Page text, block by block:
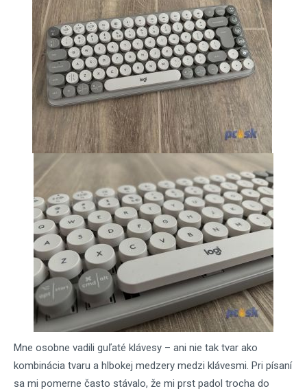
Mne osobne vadili guľaté klávesy – ani nie tak tvar ako
kombinácia tvaru a hlbokej medzery medzi klávesmi. Pri písaní
sa mi pomerne často stávalo, že mi prst padol trocha do